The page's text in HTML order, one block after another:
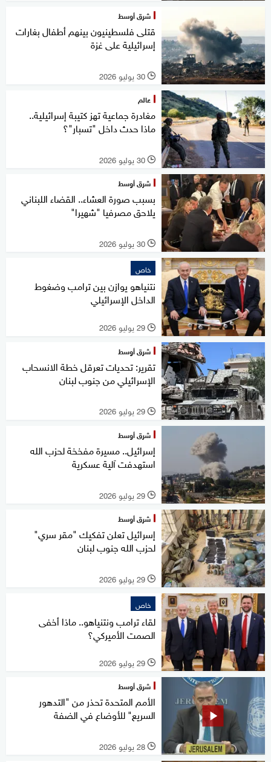
شرق أوسط
قتلى فلسطينيون بينهم أطفال بغارات
إسرائيلية على غزة
l 30 يوليو 2026
عالم
مغادرة جماعية تهز كتيبة إسرائيلية..
ماذا حدث داخل "تسبار"؟
l 30 يوليو 2026
شرق أوسط
بسبب صورة العشاء.. القضاء اللبناني
يلاحق مصرفيا "شهيرا"
l 30 يوليو 2026
خاص
نتنياهو يوازن بين ترامب وضغوط
الداخل الإسرائيلي
l 29 يوليو 2026
شرق أوسط
تقرير: تحديات تعرقل خطة الانسحاب
الإسرائيلي من جنوب لبنان
l 29 يوليو 2026
شرق أوسط
إسرائيل.. مسيرة مفخخة لحزب الله
استهدفت آلية عسكرية
l 29 يوليو 2026
شرق أوسط
إسرائيل تعلن تفكيك "مقر سري"
لحزب الله جنوب لبنان
l 29 يوليو 2026
خاص
لقاء ترامب ونتنياهو.. ماذا أخفى
الصمت الأميركي؟
l 29 يوليو 2026
شرق أوسط
الأمم المتحدة تحذر من "التدهور
السريع" للأوضاع في الضفة
l 28 يوليو 2026